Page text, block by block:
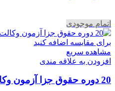
اتمام موجودی
برای مقایسه اضافه کنید
مشاهده سریع
افزودن به علاقه مندی
20 دوره حقوق جزا آزمون وکالت – چتردانش